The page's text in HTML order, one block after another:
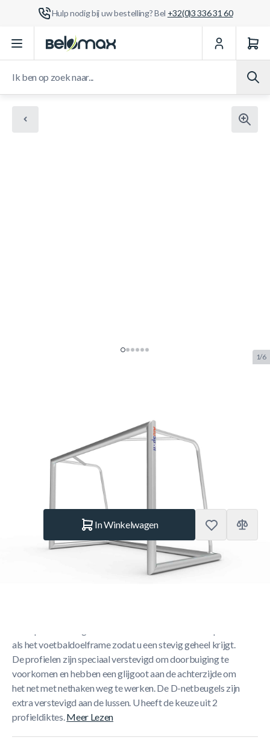
Hulp nodig bij uw bestelling? Bel +32(0)3 336 31 60
Ga naar de inhoud
1/6
Trainingsdoel 1662 (1,60 x 1,00 x
0,59 / 0,80)
ALUS.TR1662
€ 325.– Op voorraad
In Winkelwagen
als het voetbaldoelframe zodat u een stevig geheel krijgt.
De profielen zijn speciaal verstevigd om doorbuiging te
voorkomen en hebben een glijgoot aan de achterzijde om
het net met nethaken weg te werken. De D-netbeugels zijn
extra verstevigd aan de lussen. U heeft de keuze uit 2
profieldiktes.Meer Lezen